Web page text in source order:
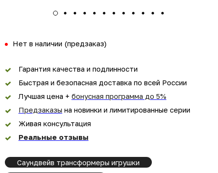
Нет в наличии (предзаказ)
Гарантия качества и подлинности
Быстрая и безопасная доставка по всей России
Лучшая цена + бонусная программа до 5%
Предзаказы на новинки и лимитированные серии
Живая консультация
Реальные отзывы
Саундвейв трансформеры игрушки